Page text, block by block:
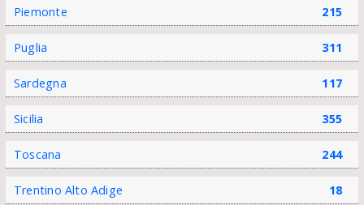
Piemonte 215
Puglia 311
Sardegna 117
Sicilia 355
Toscana 244
Trentino Alto Adige 18